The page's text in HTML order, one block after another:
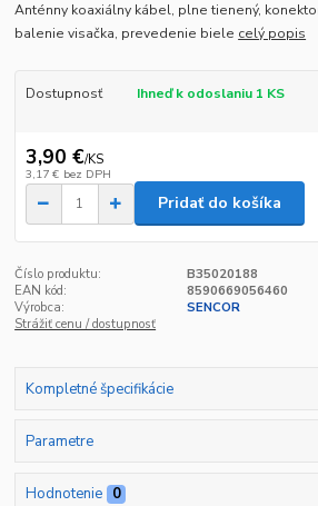
Anténny koaxiálny kábel, plne tienený,
balenie visačka, prevedenie biele celý popis
Dostupnosť Ihneď k odoslaniu 1 KS
3,90 €/KS
3,17 € bez DPH
Pridať do košíka
Číslo produktu:
B35020188
EAN kód:
8590669056460
Výrobca:
SENCOR
Strážiť cenu / dostupnosť
Kompletné špecifikácie
Parametre
Hodnotenie 0